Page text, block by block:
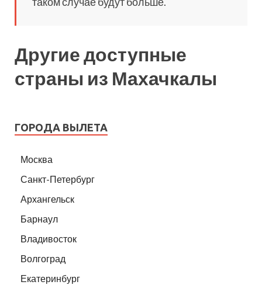
Другие доступные
страны из Махачкалы
ГОРОДА ВЫЛЕТА
Москва
Санкт-Петербург
Архангельск
Барнаул
Владивосток
Волгоград
Екатеринбург